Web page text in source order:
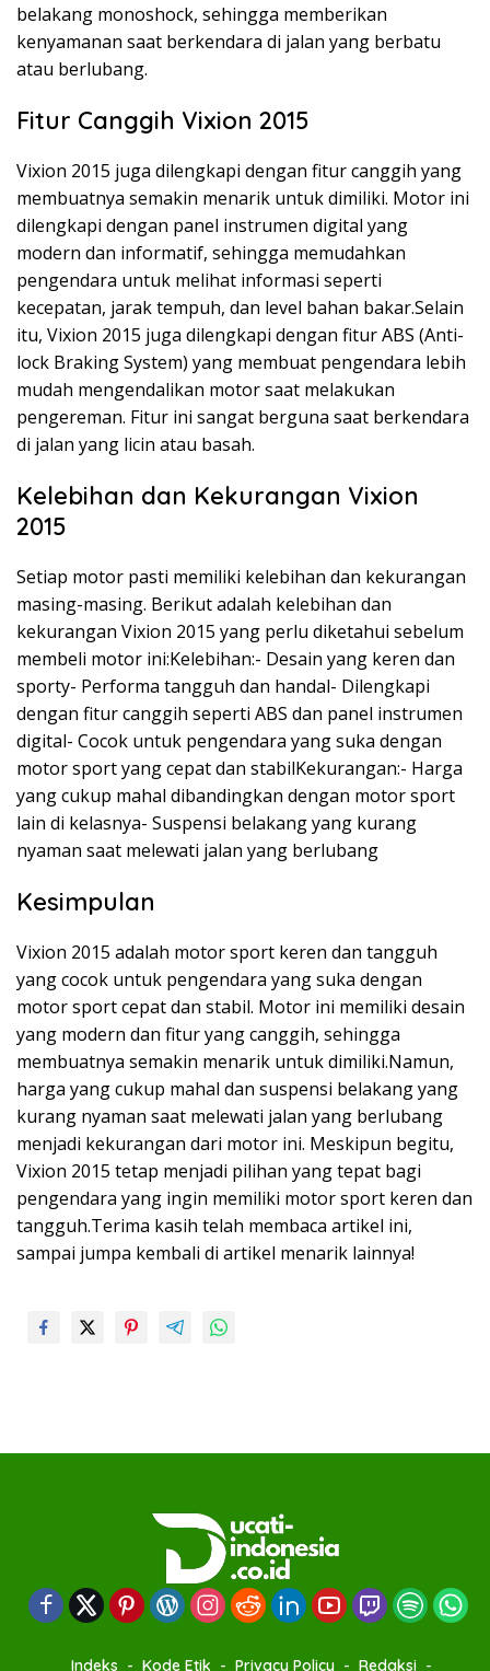
belakang monoshock, sehingga memberikan
kenyamanan saat berkendara di jalan yang berbatu
atau berlubang.
Fitur Canggih Vixion 2015
Vixion 2015 juga dilengkapi dengan fitur canggih yang
membuatnya semakin menarik untuk dimiliki. Motor ini
dilengkapi dengan panel instrumen digital yang
modern dan informatif, sehingga memudahkan
pengendara untuk melihat informasi seperti
kecepatan, jarak tempuh, dan level bahan bakar.Selain
itu, Vixion 2015 juga dilengkapi dengan fitur ABS (Anti-
lock Braking System) yang membuat pengendara lebih
mudah mengendalikan motor saat melakukan
pengereman. Fitur ini sangat berguna saat berkendara
di jalan yang licin atau basah.
Kelebihan dan Kekurangan Vixion
2015
Setiap motor pasti memiliki kelebihan dan kekurangan
masing-masing. Berikut adalah kelebihan dan
kekurangan Vixion 2015 yang perlu diketahui sebelum
membeli motor ini:Kelebihan:- Desain yang keren dan
sporty- Performa tangguh dan handal- Dilengkapi
dengan fitur canggih seperti ABS dan panel instrumen
digital- Cocok untuk pengendara yang suka dengan
motor sport yang cepat dan stabilKekurangan:- Harga
yang cukup mahal dibandingkan dengan motor sport
lain di kelasnya- Suspensi belakang yang kurang
nyaman saat melewati jalan yang berlubang
Kesimpulan
Vixion 2015 adalah motor sport keren dan tangguh
yang cocok untuk pengendara yang suka dengan
motor sport cepat dan stabil. Motor ini memiliki desain
yang modern dan fitur yang canggih, sehingga
membuatnya semakin menarik untuk dimiliki.Namun,
harga yang cukup mahal dan suspensi belakang yang
kurang nyaman saat melewati jalan yang berlubang
menjadi kekurangan dari motor ini. Meskipun begitu,
Vixion 2015 tetap menjadi pilihan yang tepat bagi
pengendara yang ingin memiliki motor sport keren dan
tangguh.Terima kasih telah membaca artikel ini,
sampai jumpa kembali di artikel menarik lainnya!
Indeks Kode Etik Privacy Policy Redaksi